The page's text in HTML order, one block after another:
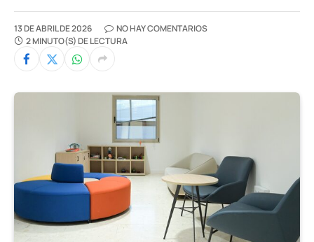
13 DE ABRIL DE 2026
NO HAY COMENTARIOS
2 MINUTO(S) DE LECTURA